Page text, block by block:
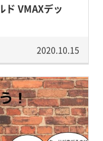
ド VMAXデッ
2020.10.15